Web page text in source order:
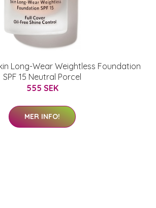
Long-Wear Weightless Foundation
SPF 15 Neutral Porcel
555 SEK
MER INFO!